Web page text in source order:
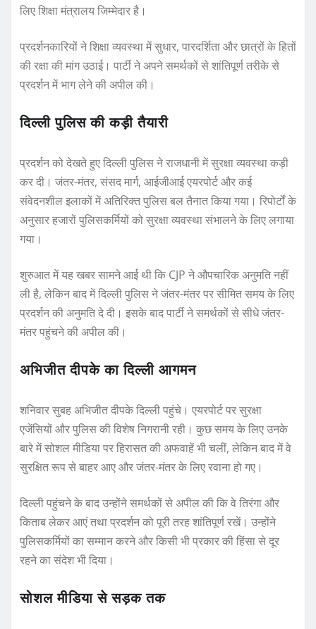
लिए शिक्षा मंत्रालय जिम्मेदार है।
प्रदर्शनकारियों ने शिक्षा व्यवस्था में सुधार, पारदर्शिता और छात्रों के हितों
की रक्षा की मांग उठाई। पार्टी ने अपने समर्थकों से शांतिपूर्ण तरीके से
प्रदर्शन में भाग लेने की अपील की।
दिल्ली पुलिस की कड़ी तैयारी
प्रदर्शन को देखते हुए दिल्ली पुलिस ने राजधानी में सुरक्षा व्यवस्था कड़ी
कर दी। जंतर-मंतर, संसद मार्ग, आईजीआई एयरपोर्ट और कई
संवेदनशील इलाकों में अतिरिक्त पुलिस बल तैनात किया गया। रिपोर्टों के
अनुसार हजारों पुलिसकर्मियों को सुरक्षा व्यवस्था संभालने के लिए लगाया
गया।
शुरुआत में यह खबर सामने आई थी कि CJP ने औपचारिक अनुमति नहीं
ली है, लेकिन बाद में दिल्ली पुलिस ने जंतर-मंतर पर सीमित समय के लिए
प्रदर्शन की अनुमति दे दी। इसके बाद पार्टी ने समर्थकों से सीधे जंतर-
मंतर पहुंचने की अपील की।
अभिजीत दीपके का दिल्ली आगमन
शनिवार सुबह अभिजीत दीपके दिल्ली पहुंचे। एयरपोर्ट पर सुरक्षा
एजेंसियों और पुलिस की विशेष निगरानी रही। कुछ समय के लिए उनके
बारे में सोशल मीडिया पर हिरासत की अफवाहें भी चलीं, लेकिन बाद में वे
सुरक्षित रूप से बाहर आए और जंतर-मंतर के लिए रवाना हो गए।
दिल्ली पहुंचने के बाद उन्होंने समर्थकों से अपील की कि वे तिरंगा और
किताब लेकर आएं तथा प्रदर्शन को पूरी तरह शांतिपूर्ण रखें। उन्होंने
पुलिसकर्मियों का सम्मान करने और किसी भी प्रकार की हिंसा से दूर
रहने का संदेश भी दिया।
सोशल मीडिया से सड़क तक